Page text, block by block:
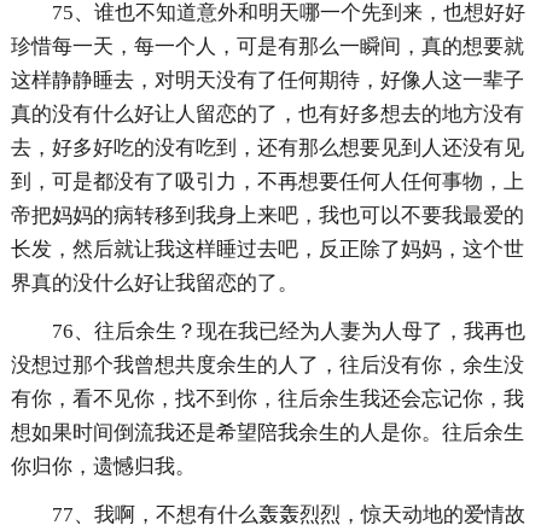
75、谁也不知道意外和明天哪一个先到来，也想好好
珍惜每一天，每一个人，可是有那么一瞬间，真的想要就
这样静静睡去，对明天没有了任何期待，好像人这一辈子
真的没有什么好让人留恋的了，也有好多想去的地方没有
去，好多好吃的没有吃到，还有那么想要见到人还没有见
到，可是都没有了吸引力，不再想要任何人任何事物，上
帝把妈妈的病转移到我身上来吧，我也可以不要我最爱的
长发，然后就让我这样睡过去吧，反正除了妈妈，这个世
界真的没什么好让我留恋的了。
76、往后余生？现在我已经为人妻为人母了，我再也
没想过那个我曾想共度余生的人了，往后没有你，余生没
有你，看不见你，找不到你，往后余生我还会忘记你，我
想如果时间倒流我还是希望陪我余生的人是你。往后余生
你归你，遗憾归我。
77、我啊，不想有什么轰轰烈烈，惊天动地的爱情故